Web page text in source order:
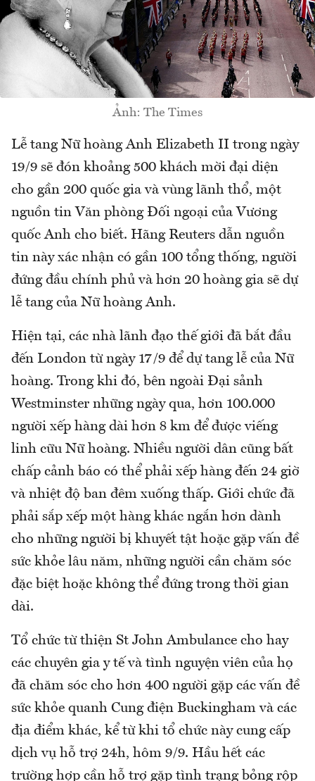
Ảnh: The Times
Lễ tang Nữ hoàng Anh Elizabeth II trong ngày
19/9 sẽ đón khoảng 500 khách mời đại diện
cho gần 200 quốc gia và vùng lãnh thổ, một
nguồn tin Văn phòng Đối ngoại của Vương
quốc Anh cho biết. Hãng Reuters dẫn nguồn
tin này xác nhận có gần 100 tổng thống, người
đứng đầu chính phủ và hơn 20 hoàng gia sẽ dự
lễ tang của Nữ hoàng Anh.
Hiện tại, các nhà lãnh đạo thế giới đã bắt đầu
đến London từ ngày 17/9 để dự tang lễ của Nữ
hoàng. Trong khi đó, bên ngoài Đại sảnh
Westminster những ngày qua, hơn 100.000
người xếp hàng dài hơn 8 km để được viếng
linh cữu Nữ hoàng. Nhiều người dân cũng bất
chấp cảnh báo có thể phải xếp hàng đến 24 giờ
và nhiệt độ ban đêm xuống thấp. Giới chức đã
phải sắp xếp một hàng khác ngắn hơn dành
cho những người bị khuyết tật hoặc gặp vấn đề
sức khỏe lâu năm, những người cần chăm sóc
đặc biệt hoặc không thể đứng trong thời gian
dài.
Tổ chức từ thiện St John Ambulance cho hay
các chuyên gia y tế và tình nguyện viên của họ
đã chăm sóc cho hơn 400 người gặp các vấn đề
sức khỏe quanh Cung điện Buckingham và các
địa điểm khác, kể từ khi tổ chức này cung cấp
dịch vụ hỗ trợ 24h, hôm 9/9. Hầu hết các
trường hợp cần hỗ trợ gặp tình trạng bỏng rộp